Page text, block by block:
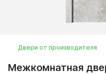
Двери от производителя
Межкомнатная